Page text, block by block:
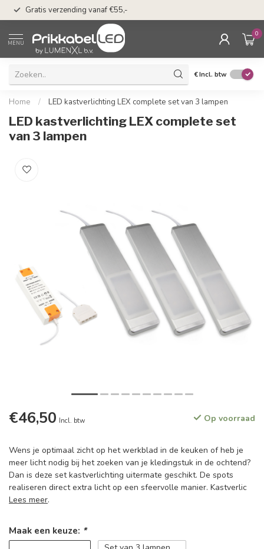
Gratis verzending vanaf €55,-
MENU
0
€Incl. btw
Home / LED kastverlichting LEX complete set van 3 lampen
LED kastverlichting LEX complete set
van 3 lampen
€46,50 Incl. btw Op voorraad
Wens je optimaal zicht op het werkblad in de keuken of heb je
meer licht nodig bij het zoeken van je kledingstuk in de ochtend?
Dan is deze set kastverlichting uitermate geschikt. De spots
realiseren direct extra licht op een sfeervolle manier. Kastverlic
Lees meer.
Maak een keuze: *